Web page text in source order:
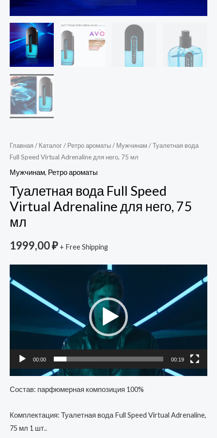
Главная / Каталог/ Ретро ароматы/ Мужчинам / Туалетная вода
Full Speed Virtual Adrenaline для него, 75 мл
Мужчинам, Ретро ароматы
Туалетная вода Full Speed
Virtual Adrenaline для него, 75
мл
1999,00₽ + Free Shipping
00:00 00:19
Состав: парфюмерная композиция 100%
Комплектация: Туалетная вода Full Speed Virtual Adrenaline,
75 мл 1 шт..